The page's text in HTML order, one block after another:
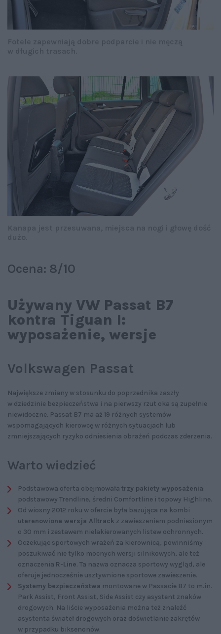
Ocena: 8/10
Używany VW Passat B7
kontra Tiguan I:
wyposażenie, wersje
Volkswagen Passat
Największe zmiany w stosunku do poprzednika zaszły
w dziedzinie bezpieczeństwa i na pierwszy rzut oka są zupełnie
niewidoczne. Passat B7 ma aż 19 różnych systemów
wspomagających kierowcę w różnych sytuacjach lub
zmniejszających ryzyko odniesienia obrażeń podczas zderzenia.
Warto wiedzieć
Podstawowa oferta obejmowała trzy pakiety wyposażenia:
podstawowy Trendline, średni Comfortline i topowy Highline.
Od wiosny 2012 roku w ofercie była bazująca na kombi
uterenowiona wersja Alltrack z zawieszeniem podniesionym
o 30 mm i zestawem nielakierowanych listew ochronnych.
Oczekując sportowych wrażeń za kierownicą, powinniśmy
poszukiwać nie tylko mocnych wersji silnikowych, ale też
oznaczenia R-Line. Ta nazwa oznacza sportowy wygląd, ale
oferuje jednocześnie usztywnione sportowe zawieszenie.
Systemy bezpieczeństwa montowane w Passacie B7 to m.in.
Park Assist, Front Assist, Side Assist czy asystent znaków
drogowych. Na liście wyposażenia można też znaleźć
asystenta świateł drogowych oraz doświetlanie zakrętów
w przypadku biksenonów.